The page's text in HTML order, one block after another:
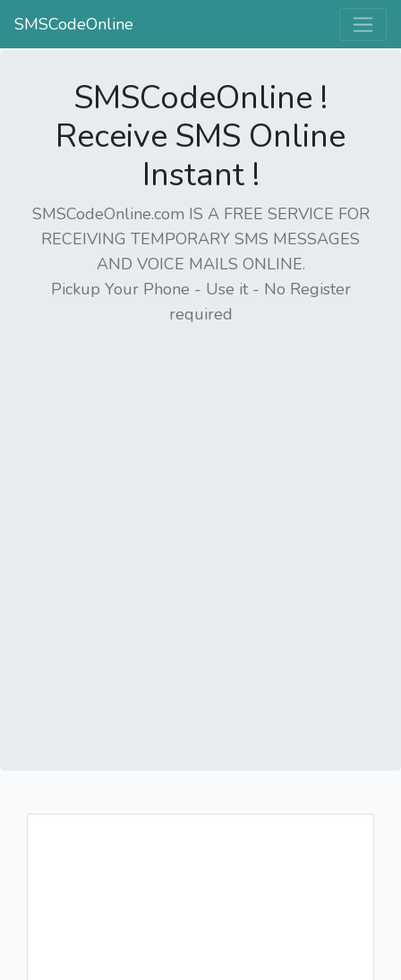
SMSCodeOnline
SMSCodeOnline !
Receive SMS Online
Instant !
SMSCodeOnline.com IS A FREE SERVICE FOR
RECEIVING TEMPORARY SMS MESSAGES
AND VOICE MAILS ONLINE.
Pickup Your Phone - Use it - No Register
required